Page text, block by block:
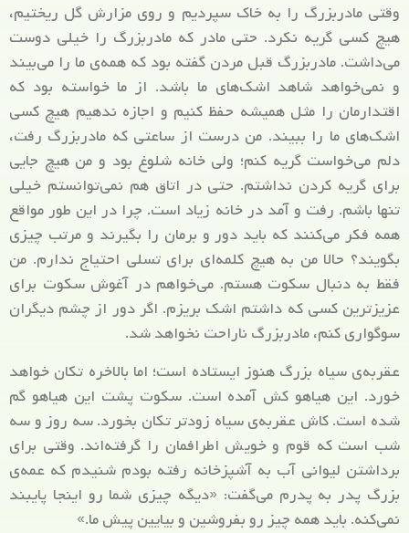
وقتی مادربزرگ را به خاک سپردیم و روی مزارش گل ریختیم،
هیچ کسی گریه نکرد. حتی مادر که مادربزرگ را خیلی دوست
می‌داشت. مادربزرگ قبل مردن گفته بود که همه‌ی ما را می‌بیند
و نمی‌خواهد شاهد اشک‌های ما باشد. از ما خواسته بود که
اقتدارمان را مثل همیشه حفظ کنیم و اجازه ندهیم هیچ کسی
اشک‌های ما را ببیند. من درست از ساعتی که مادربزرگ رفت،
دلم می‌خواست گریه کنم؛ ولی خانه شلوغ بود و من هیچ جایی
برای گریه کردن نداشتم. حتی در اتاق هم نمی‌توانستم خیلی
تنها باشم. رفت و آمد در خانه زیاد است. چرا در این طور مواقع
همه فکر می‌کنند که باید دور و برمان را بگیرند و مرتب چیزی
بگویند؟ حالا من به هیچ کلمه‌ای برای تسلی احتیاج ندارم. من
فقط به دنبال سکوت هستم. می‌خواهم در آغوش سکوت برای
عزیزترین کسی که داشتم اشک بریزم. اگر دور از چشم دیگران
سوگواری کنم، مادربزرگ ناراحت نخواهد شد.
عقربه‌ی سیاه بزرگ هنوز ایستاده است؛ اما بالاخره تکان خواهد
خورد. این هیاهو کش آمده است. سکوت پشت این هیاهو گم
شده است. کاش عقربه‌ی سیاه زودتر تکان بخورد. سه روز و سه
شب است که قوم و خویش اطرافمان را گرفته‌اند. وقتی برای
برداشتن لیوانی آب به آشپزخانه رفته بودم شنیدم که عمه‌ی
بزرگ پدر به پدرم می‌گفت: «دیگه چیزی شما رو اینجا پایبند
نمی‌کنه. باید همه چیز رو بفروشین و بیایین پیش ما.»